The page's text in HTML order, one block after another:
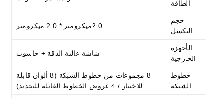
الطاقة
حجم
البكسل
2.0ميكرومتر * 2.0 ميكرومتر
الأجهزة
الخارجية
شاشة عالية الدقة + حاسوب
خطوط
الشبكة
8 مجموعات من خطوط الشبكة (8 ألوان قابلة
للاختيار / 4 عروض الخطوط القابلة للتحديد)